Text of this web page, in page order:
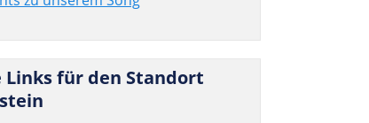
Links für den Standort